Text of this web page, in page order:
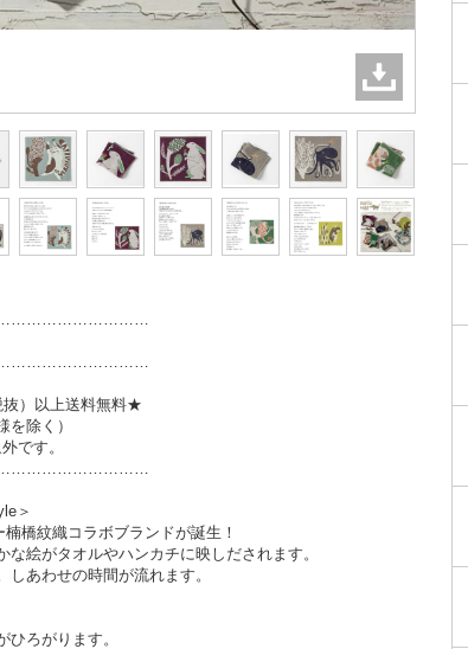
）以上送料無料★
を除く）
です。
＞
橋紋織コラボブランドが誕生！
絵がタオルやハンカチに映しだされます。
あわせの時間が流れます。
ろがります。